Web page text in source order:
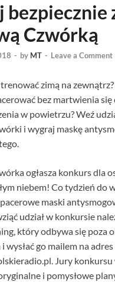
bezpiecznie
Czwórką
- by MT - Leave a Comment
zimą na
bez martwienia się
w powietrzu? Weź
i wygraj maskę
ogłasza konkurs dla
niebem! Co tydzień do
maski
udział w konkursie
który odbywa się poza
wysłać go mailem na adres
Jury
i pomysłowe